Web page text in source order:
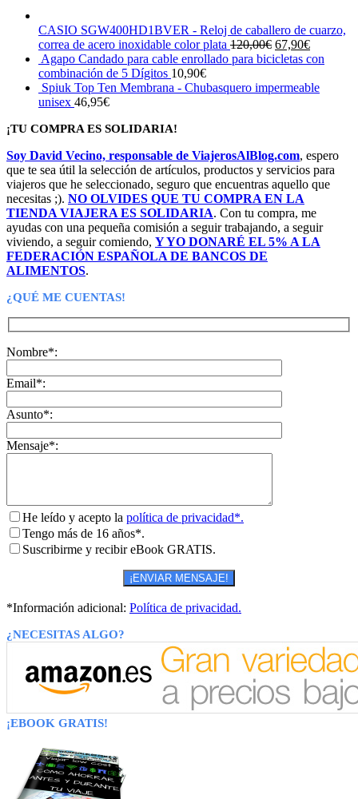
CASIO SGW400HD1BVER - Reloj de caballero de cuarzo,
correa de acero inoxidable color plata 120,00€ El
precio
era:
67,90€El
precio
es:
Agapo Candado para cable enrollado para bicicletas con
combinación de 5 Dígitos 10,90€
Spiuk Top Ten Membrana - Chubasquero impermeable
unisex 46,95€
¡TU COMPRA ES SOLIDARIA!
Soy David Vecino, responsable de ViajerosAlBlog.com, espero
que te sea útil la selección de artículos, productos y servicios para
viajeros que he seleccionado, seguro que encuentras aquello que
necesitas ;). NO OLVIDES QUE TU COMPRA EN LA
TIENDA VIAJERA ES SOLIDARIA. Con tu compra, me
ayudas con una pequeña comisión a seguir trabajando, a seguir
viviendo, a seguir comiendo, Y YO DONARÉ EL 5% A LA
FEDERACIÓN ESPAÑOLA DE BANCOS DE
ALIMENTOS.
¿QUÉ ME CUENTAS!
Nombre*:
Email*:
Asunto*:
Mensaje*:
He leído y acepto la política de privacidad*.
Tengo más de 16 años*.
Suscribirme y recibir eBook GRATIS.
*Información adicional: Política de privacidad.
¿NECESITAS ALGO?
¡EBOOK GRATIS!